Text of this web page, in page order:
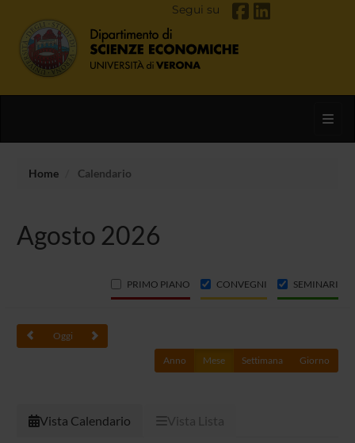
Segui su
Home Calendario
Agosto 2026
PRIMO PIANO CONVEGNI SEMINARI
Oggi
Anno Mese Settimana Giorno
Vista Calendario Vista Lista